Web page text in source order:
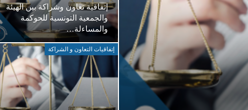
إتفاقية تعاون وشراكة بين الهيئة
والجمعية التونسية للحوكمة
والمساءلة…
إتفاقيات التعاون و الشراكة